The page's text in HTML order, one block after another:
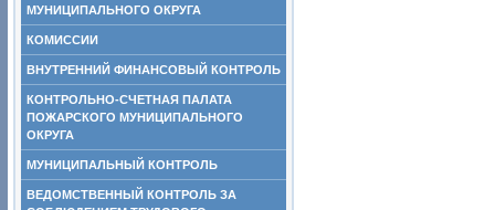
МУНИЦИПАЛЬНОГО ОКРУГА
КОМИССИИ
ВНУТРЕННИЙ ФИНАНСОВЫЙ КОНТРОЛЬ
КОНТРОЛЬНО-СЧЕТНАЯ ПАЛАТА
ПОЖАРСКОГО МУНИЦИПАЛЬНОГО
ОКРУГА
МУНИЦИПАЛЬНЫЙ КОНТРОЛЬ
ВЕДОМСТВЕННЫЙ КОНТРОЛЬ ЗА